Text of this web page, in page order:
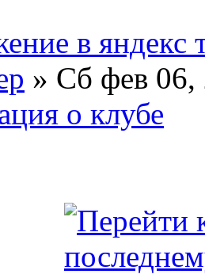
в яндекс
» Сб фев 06,
о клубе